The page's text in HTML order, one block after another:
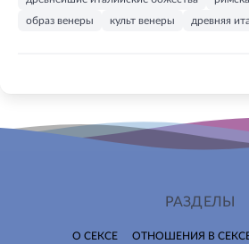
образ венеры
культ венеры древняя
РАЗДЕЛЫ
О СЕКСЕ ОТНОШЕНИЯ В